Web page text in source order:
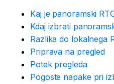
Kaj je panoramski
Kdaj izbrati
Razlika do lokalnega
Priprava na pregled
Potek pregleda
Pogoste napake pri